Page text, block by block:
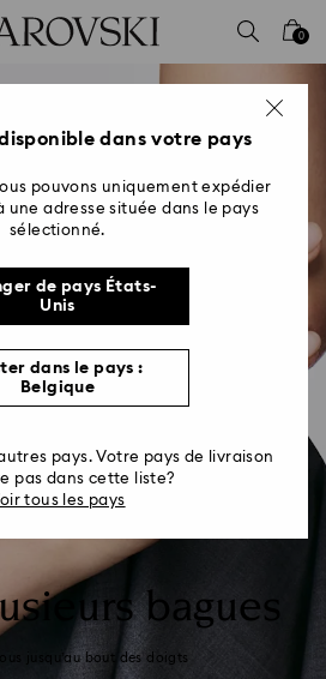
0
bagues
jusqu’au bout des doigts
dans votre pays
pouvons uniquement expédier
une adresse située dans le pays
sélectionné.
de pays États-
Unis
dans le pays :
Belgique
pays. Votre pays de livraison
pas dans cette liste?
tous les pays